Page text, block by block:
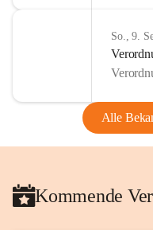
So., 9.
Alle
Kommende